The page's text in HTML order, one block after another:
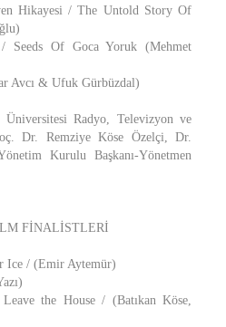
Hikayesi / The Untold Story Of
Seeds Of Goca Yoruk (Mehmet
Avcı & Ufuk Gürbüzdal)
Radyo, Televizyon ve
Dr. Remziye Köse Özelçi, Dr.
Kurulu Başkanı-Yönetmen
FİNALİSTLERİ
Ice / (Emir Aytemür)
the House / (Batıkan Köse,